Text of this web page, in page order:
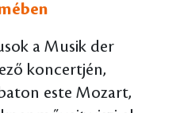
a Musik der
koncertjén,
este Mozart,